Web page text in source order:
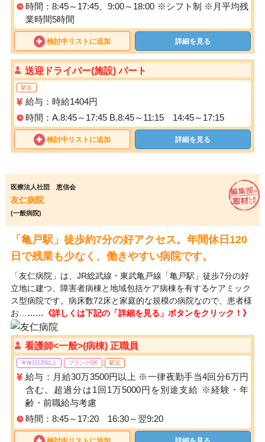
時間：8:45～17:45、9:00～18:00 ※シフト制 ※月平均残
業時間5時間
検討中リストに追加 詳細を見る
送迎ドライバー(施設) パート
駅近
給与：時給1404円
時間：A.8:45～17:45 B.8:45～11:15 14:45～17:15
検討中リストに追加 詳細を見る
医療法人社団 恵信会
友仁病院
(一般病院)
「亀戸駅」徒歩約7分の好アクセス。年間休日120
日で残業も少なく、働きやすい病院です。
「友仁病院」は、JR総武線・東武亀戸線「亀戸駅」徒歩7分の好
立地に建つ、障害者病棟と地域包括ケア病棟を有するケアミック
ス型病院です。病床数72床と家庭的な規模の病院なので、患者様
お… ……《詳しくは下記の「詳細を見る」ボタンをクリック！》
看護師<一般>(病棟) 正職員
年休日120以上 ブランクOK 駅近
給与：月給30万3500円以上 ※一律夜勤手当4回分6万円
含む。超過分は1回1万5000円を別途支給 ※経験・年
齢・前職給与考慮
時間：8:45～17:20 16:30～翌9:20